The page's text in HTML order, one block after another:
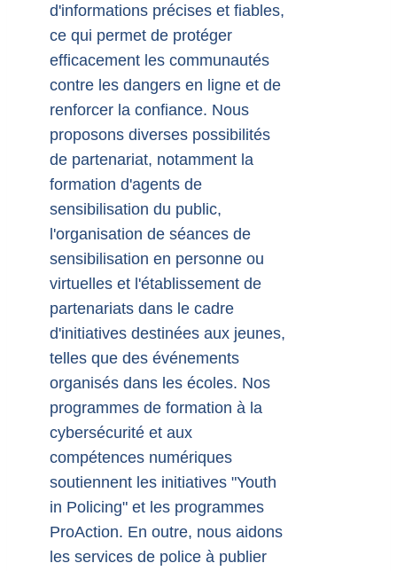
d'informations précises et fiables,
ce qui permet de protéger
efficacement les communautés
contre les dangers en ligne et de
renforcer la confiance. Nous
proposons diverses possibilités
de partenariat, notamment la
formation d'agents de
sensibilisation du public,
l'organisation de séances de
sensibilisation en personne ou
virtuelles et l'établissement de
partenariats dans le cadre
d'initiatives destinées aux jeunes,
telles que des événements
organisés dans les écoles. Nos
programmes de formation à la
cybersécurité et aux
compétences numériques
soutiennent les initiatives "Youth
in Policing" et les programmes
ProAction. En outre, nous aidons
les services de police à publier